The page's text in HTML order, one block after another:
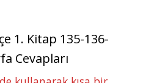
1. Kitap 135-136-
Cevapları